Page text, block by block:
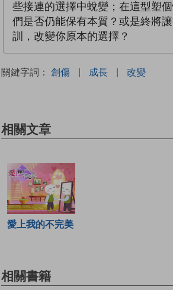
些接連的選擇中蛻變；在這型塑
們是否仍能保有本質？或是終將
訓，改變你原本的選擇？
關鍵字詞： 創傷 | 成長 | 改變
相關文章
愛上我的不完美
相關書籍